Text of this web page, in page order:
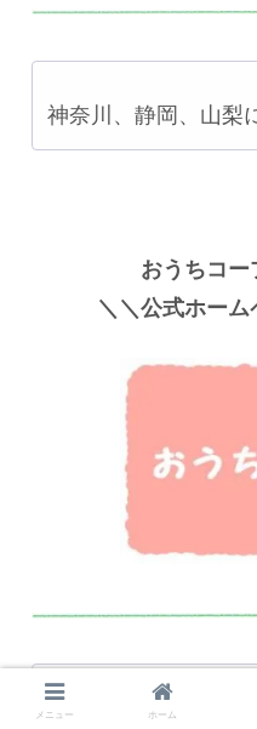
神奈川、静岡、山梨
おうちコー
＼＼公式ホー
滋賀、京都、奈良、
メニュー ホーム